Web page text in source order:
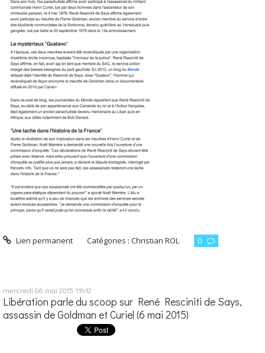
Lien permanent Catégories :Christian ROL 0
mercredi 06 mai 2015 11h12
Libération parle du scoop sur René Resciniti de Says,
assassin de Goldman et Curiel (6 mai 2015)